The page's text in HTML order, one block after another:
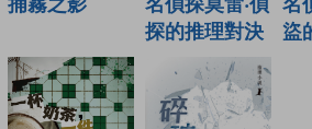
名偵探莫雷‧偵
探的推理對決
名
盜